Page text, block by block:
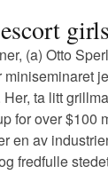
(a) Otto
miniseminaret
ta litt
for over $100
en av
fredfulle